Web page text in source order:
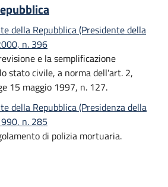
della Repubblica (Presidente della
n. 396
e la semplificazione
stato civile, a norma dell'art. 2,
15 maggio 1997, n. 127.
della Repubblica (Presidenza della
n. 285
di polizia mortuaria.